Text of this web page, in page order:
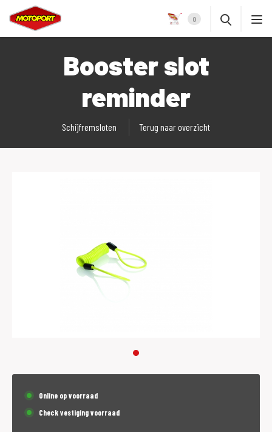
0
Booster slot
reminder
Schijfremsloten Terug naar overzicht
Online op voorraad
Check vestiging voorraad